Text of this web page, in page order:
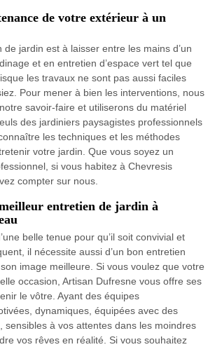
de votre extérieur à un
de jardin est à laisser entre les mains d’un
et en entretien d’espace vert tel que
les travaux ne sont pas aussi faciles
Pour mener à bien les interventions, nous
savoir-faire et utiliserons du matériel
des jardiniers paysagistes professionnels
les techniques et les méthodes
votre jardin. Que vous soyez un
si vous habitez à Chevresis
compter sur nous.
entretien de jardin à
belle tenue pour qu’il soit convivial et
il nécessite aussi d’un bon entretien
image meilleure. Si vous voulez que votre
occasion, Artisan Dufresne vous offre ses
le vôtre. Ayant des équipes
dynamiques, équipées avec des
sensibles à vos attentes dans les moindres
vos rêves en réalité. Si vous souhaitez